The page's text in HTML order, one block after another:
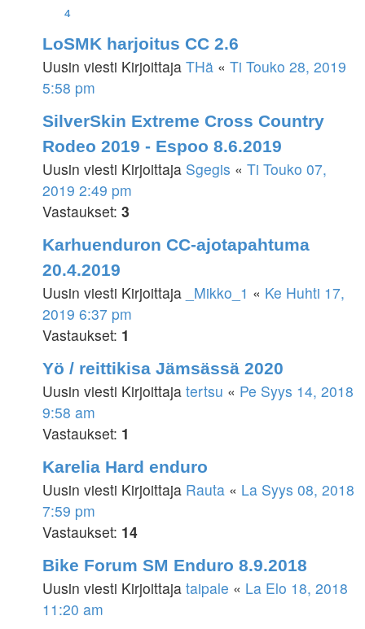
4
LoSMK harjoitus CC 2.6
Uusin viesti Kirjoittaja THä « Ti Touko 28, 2019
5:58 pm
SilverSkin Extreme Cross Country
Rodeo 2019 - Espoo 8.6.2019
Uusin viesti Kirjoittaja Sgegis « Ti Touko 07,
2019 2:49 pm
Vastaukset: 3
Karhuenduron CC-ajotapahtuma
20.4.2019
Uusin viesti Kirjoittaja _Mikko_1 « Ke Huhti 17,
2019 6:37 pm
Vastaukset: 1
Yö / reittikisa Jämsässä 2020
Uusin viesti Kirjoittaja tertsu « Pe Syys 14, 2018
9:58 am
Vastaukset: 1
Karelia Hard enduro
Uusin viesti Kirjoittaja Rauta « La Syys 08, 2018
7:59 pm
Vastaukset: 14
Bike Forum SM Enduro 8.9.2018
Uusin viesti Kirjoittaja taipale « La Elo 18, 2018
11:20 am